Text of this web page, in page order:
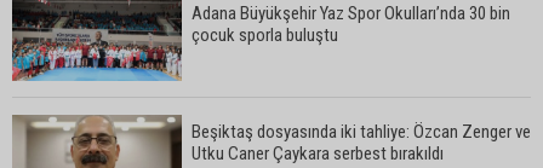
Adana Büyükşehir Yaz Spor Okulları’nda 30 bin
çocuk sporla buluştu
Beşiktaş dosyasında iki tahliye: Özcan Zenger ve
Utku Caner Çaykara serbest bırakıldı